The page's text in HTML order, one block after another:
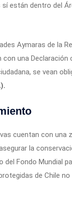
están dentro del
Aymaras de la
una Declaración
se vean
cuentan con una
la
Fondo Mundial
de Chile